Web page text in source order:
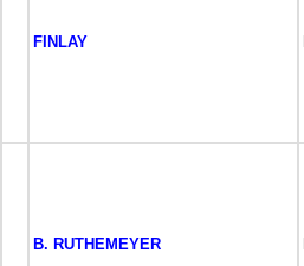
FINLAY
B. RUTHEMEYER